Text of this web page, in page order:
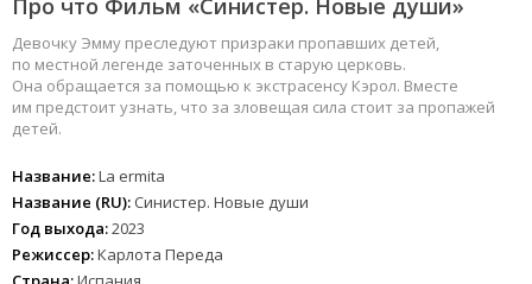
Девочку Эмму преследуют призраки пропавших детей,
по местной легенде заточенных в старую церковь.
Она обращается за помощью к экстрасенсу Кэрол. Вместе
им предстоит узнать, что за зловещая сила стоит за пропажей
детей.
Название:La ermita
Название (RU): Синистер. Новые души
Год выхода:2023
Режиссер:Карлота Переда